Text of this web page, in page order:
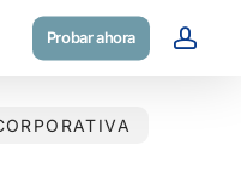
Probar ahora